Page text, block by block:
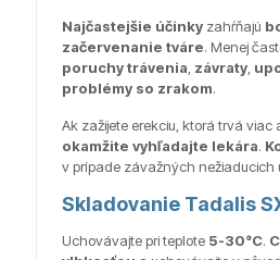
Najčastejšie účinky zahŕňajú
začervenanie tváre. Menej
poruchy trávenia závraty
problémy so zrakom.
Ak zažijete erekciu, ktorá trvá viac
okamžite vyhľadajte lekára.
v prípade závažných nežiaducich
Skladovanie Tadalis
Uchovávajte pri teplote 5-30°C.